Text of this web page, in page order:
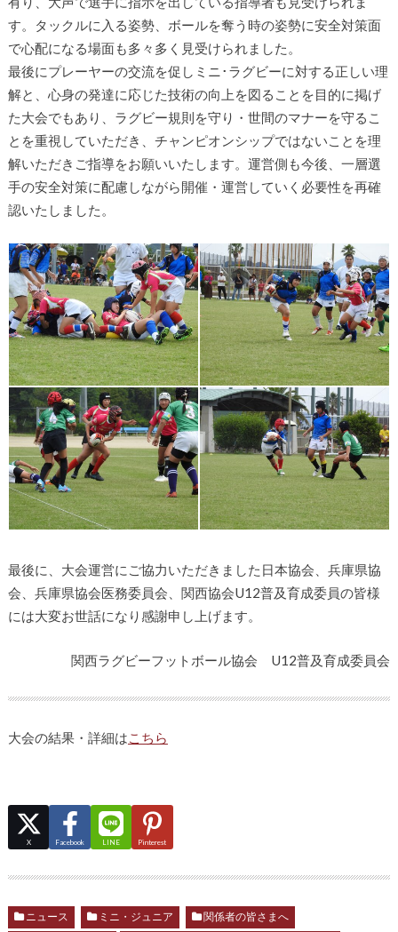
す。タックルに入る姿勢、ボールを奪う時の姿勢に安全対策面
で心配になる場面も多々多く見受けられました。
最後にプレーヤーの交流を促しミニ･ラグビーに対する正しい理
解と、心身の発達に応じた技術の向上を図ることを目的に掲げ
た大会でもあり、ラグビー規則を守り・世間のマナーを守るこ
とを重視していただき、チャンピオンシップではないことを理
解いただきご指導をお願いいたします。運営側も今後、一層選
手の安全対策に配慮しながら開催・運営していく必要性を再確
認いたしました。
最後に、大会運営にご協力いただきました日本協会、兵庫県協
会、兵庫県協会医務委員会、関西協会U12普及育成委員の皆様
には大変お世話になり感謝申し上げます。
関西ラグビーフットボール協会 U12普及育成委員会
大会の結果・詳細は こちら
X Facebook LINE Pinterest
ニュース ミニ・ジュニア 関係者の皆さまへ